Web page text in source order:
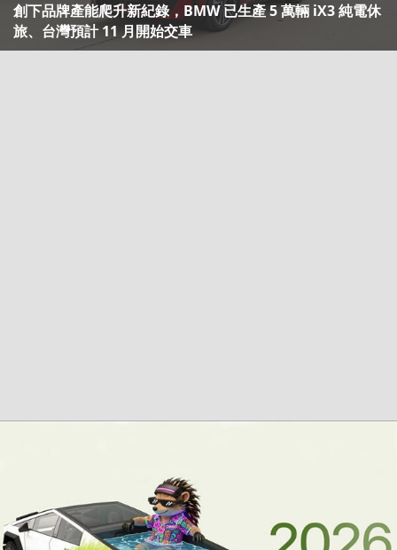
創下品牌產能爬升新紀錄，BMW 已生產 5 萬輛 iX3 純電休
旅、台灣預計 11 月開始交車